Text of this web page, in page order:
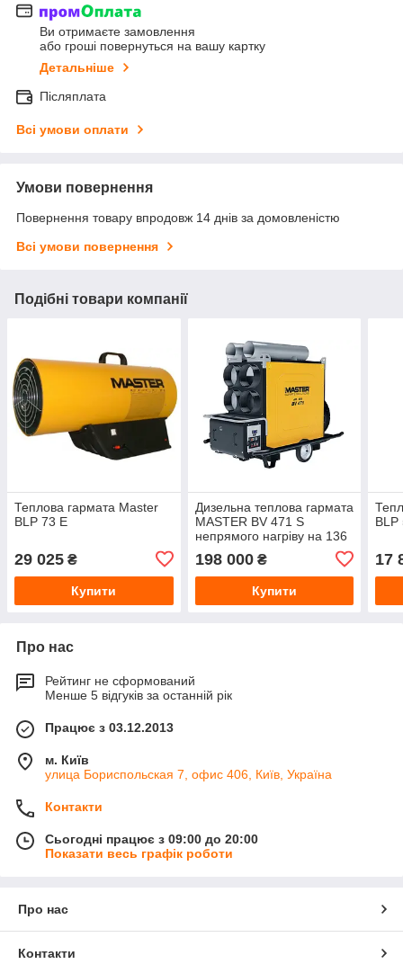
Ви отримаєте замовлення
або гроші повернуться на вашу картку
Детальніше
Післяплата
Всі умови оплати
Умови повернення
Повернення товару впродовж 14 днів за домовленістю
Всі умови повернення
Подібні товари компанії
Теплова гармата Master
BLP 73 E
29 025 ₴
Купити
Дизельна теплова гармата
MASTER BV 471 S
непрямого нагріву на 136
198 000₴
Купити
BLP
17
Про нас
Рейтинг не сформований
Менше 5 відгуків за останній рік
Працює з 03.12.2013
м. Київ
улица Бориспольская 7, офис 406, Київ, Україна
Контакти
Сьогодні працює з 09:00 до 20:00
Показати весь графік роботи
Про нас
Контакти